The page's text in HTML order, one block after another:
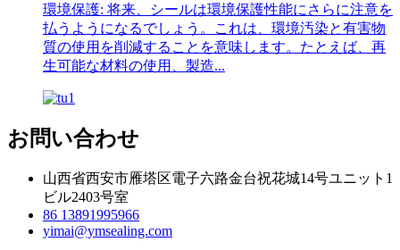
環境保護: 将来、シールは環境保護性能にさらに注意を
払うようになるでしょう。これは、環境汚染と有害物
質の使用を削減することを意味します。たとえば、再
生可能な材料の使用、製造...
お問い合わせ
山西省西安市雁塔区電子六路金台祝花城14号ユニット1
ビル2403号室
86 13891995966
yimai@ymsealing.com